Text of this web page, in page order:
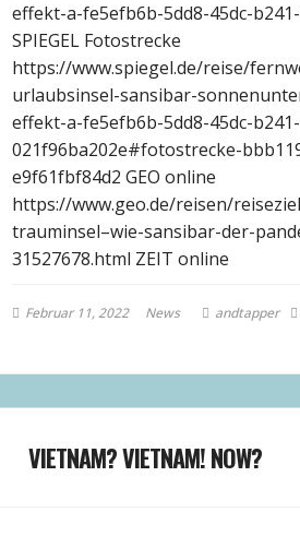
effekt-a-fe5efb6b-5dd8-45dc-
SPIEGEL Fotostrecke
https://www.spiegel.de/reise/
urlaubsinsel-sansibar-
effekt-a-fe5efb6b-5dd8-45dc-b241-
021f96ba202e#fotostrecke-
e9f61fbf84d2 GEO online
https://www.geo.de/reisen/
trauminsel–wie-sansibar-der-
31527678.html ZEIT online
Februar 11, 2022 News andtapper
VIETNAM? VIETNAM! NOW?